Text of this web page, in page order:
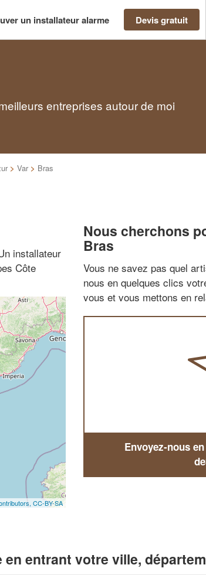
un installateur alarme Devis gratuit
entreprises autour de moi
> Var > Bras
installateur
Côte
CC-BY-SA
Nous cherchons
Bras
Vous ne savez pas quel
nous en quelques clics
vous et vous mettons en
Envoyez-nous
en entrant votre ville,